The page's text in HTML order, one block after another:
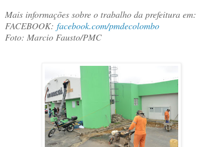
Mais informações sobre o trabalho da prefeitura em:
FACEBOOK: facebook.com/pmdecolombo
Foto: Marcio Fausto/PMC